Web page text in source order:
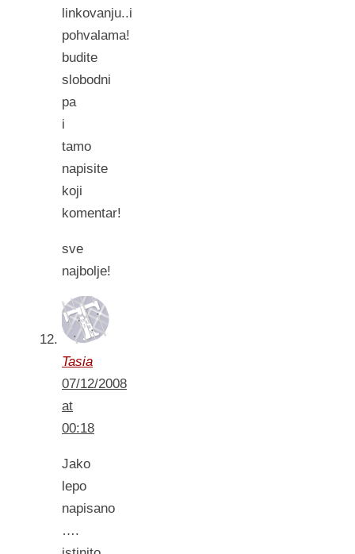
linkovanju..i
pohvalama!
budite
slobodni
pa
i
tamo
napisite
koji
komentar!
sve
najbolje!
Tasia
07/12/2008
at
00:18
Jako
lepo
napisano
….